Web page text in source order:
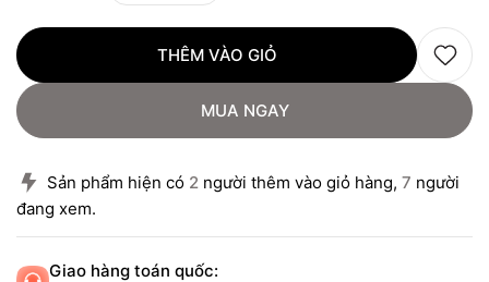
THÊM VÀO GIỎ
MUA NGAY
Sản phẩm hiện có 2 người thêm vào giỏ hàng, 7 người
đang xem.
Giao hàng toán quốc: